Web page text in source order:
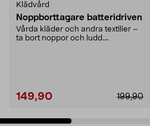
Klädvård
Noppborttagare batteridriven
Vårda kläder och andra textilier –
ta bort noppor och ludd.
199,90
149,90